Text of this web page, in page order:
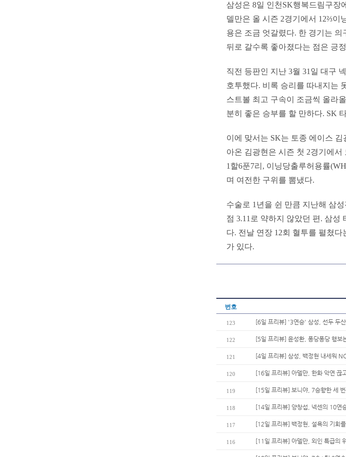
삼성은 8일 인천SK행복드림구장
델만은 올 시즌 2경기에서 12⅔이
용은 조금 엇갈렸다. 한 경기는
뒤로 갈수록 좋아졌다는 점은 긍
직전 등판인 지난 3월 31일 대구
호투했다. 비록 승리를 따내지는
스트볼 최고 구속이 조금씩 올라
분히 좋은 승부를 할 만하다. SK
이에 맞서는 SK는 토종 에이스
아온 김광현은 시즌 첫 2경기에
1할6푼7리, 이닝당출루허용률
며 여전한 구위를 뽐냈다.
수술로 1년을 쉰 만큼 지난해 삼
점 3.11로 약하지 않았던 편. 삼성
다. 전날 연장 12회 혈투를 펼쳤
가 있다.
번호
123 [6일 프리뷰] '3연승' 삼성, 선두 두
122 [5일 프리뷰] 윤성환, 퐁당퐁당 행보
121 [4일 프리뷰] 삼성, 백정현 내세워
120 [16일 프리뷰] 아델만, 한화 악연 끊
119 [15일 프리뷰] 보니야, 7승향한 세
118 [14일 프리뷰] 양창섭, 넥센의 10연
117 [12일 프리뷰] 백정현, 설욕의 기회
116 [11일 프리뷰] 아델만, 외인 특급의